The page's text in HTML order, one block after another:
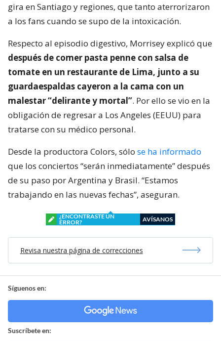
gira en Santiago y regiones, que tanto aterrorizaron
a los fans cuando se supo de la intoxicación.
Respecto al episodio digestivo, Morrisey explicó que
después de comer pasta penne con salsa de
tomate en un restaurante de Lima, junto a su
guardaespaldas cayeron a la cama con un
malestar “delirante y mortal”. Por ello se vio en la
obligación de regresar a Los Angeles (EEUU) para
tratarse con su médico personal.
Desde la productora Colors, sólo se ha informado
que los conciertos “serán inmediatamente” después
de su paso por Argentina y Brasil. “Estamos
trabajando en las nuevas fechas”, aseguran.
¿ENCONTRASTE UN
ERROR?
AVÍSANOS
Revisa nuestra página de correcciones
Síguenos en:
Suscríbete en: